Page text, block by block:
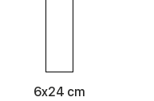
6x24 cm